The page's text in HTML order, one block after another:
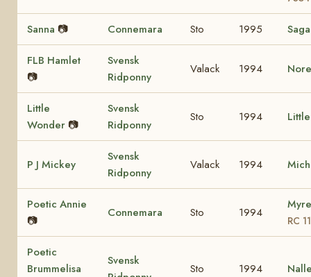
Sanna 📷 Connemara Sto 1995
FLB Hamlet
📷
Svensk
Ridponny
Valack 1994
Little
Wonder 📷
Svensk
Ridponny
Sto 1994
P J Mickey
Svensk
Ridponny
Valack 1994
Poetic Annie
📷
Connemara Sto 1994
RC
Poetic
Brummelisa
Svensk
Sto 1994